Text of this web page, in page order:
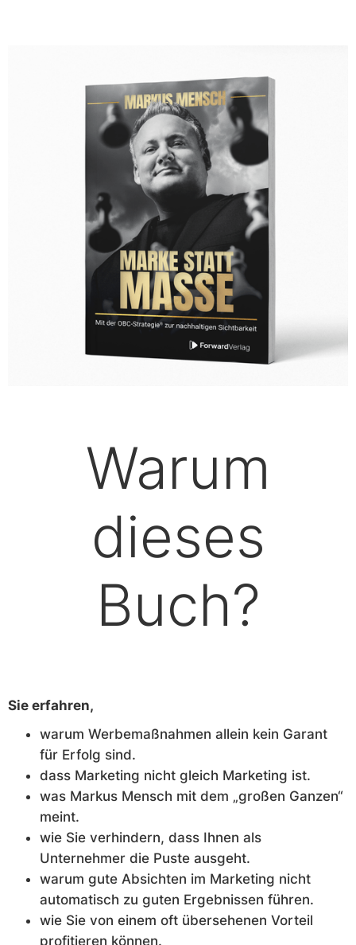
Warum
dieses
Buch?
Sie erfahren,
warum Werbemaßnahmen allein kein Garant
für Erfolg sind.
dass Marketing nicht gleich Marketing ist.
was Markus Mensch mit dem „großen Ganzen“
meint.
wie Sie verhindern, dass Ihnen als
Unternehmer die Puste ausgeht.
warum gute Absichten im Marketing nicht
automatisch zu guten Ergebnissen führen.
wie Sie von einem oft übersehenen Vorteil
profitieren können.